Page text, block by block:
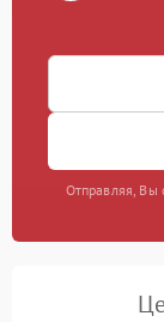
Отправляя, Вы